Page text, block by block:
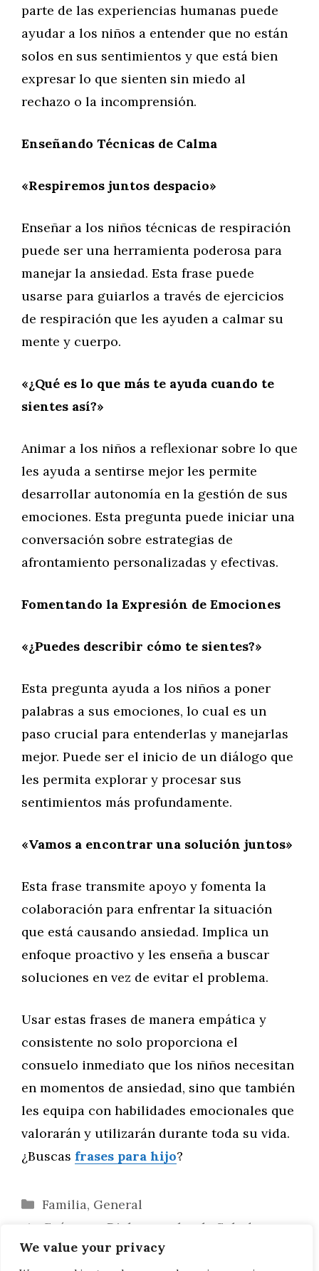
We value your privacy
parte de las experiencias humanas puede
ayudar a los niños a entender que no están
solos en sus sentimientos y que está bien
expresar lo que sienten sin miedo al
rechazo o la incomprensión.
Enseñando Técnicas de Calma
«Respiremos juntos despacio»
Enseñar a los niños técnicas de respiración
puede ser una herramienta poderosa para
manejar la ansiedad. Esta frase puede
usarse para guiarlos a través de ejercicios
de respiración que les ayuden a calmar su
mente y cuerpo.
«¿Qué es lo que más te ayuda cuando te
sientes así?»
Animar a los niños a reflexionar sobre lo que
les ayuda a sentirse mejor les permite
desarrollar autonomía en la gestión de sus
emociones. Esta pregunta puede iniciar una
conversación sobre estrategias de
afrontamiento personalizadas y efectivas.
Fomentando la Expresión de Emociones
«¿Puedes describir cómo te sientes?»
Esta pregunta ayuda a los niños a poner
palabras a sus emociones, lo cual es un
paso crucial para entenderlas y manejarlas
mejor. Puede ser el inicio de un diálogo que
les permita explorar y procesar sus
sentimientos más profundamente.
«Vamos a encontrar una solución juntos»
Esta frase transmite apoyo y fomenta la
colaboración para enfrentar la situación
que está causando ansiedad. Implica un
enfoque proactivo y les enseña a buscar
soluciones en vez de evitar el problema.
Usar estas frases de manera empática y
consistente no solo proporciona el
consuelo inmediato que los niños necesitan
en momentos de ansiedad, sino que también
les equipa con habilidades emocionales que
valorarán y utilizarán durante toda su vida.
¿Buscas frases para hijo?
Categorías
Familia, General
Guía para Dialogar sobre la Salud
Mental con tus Hijos